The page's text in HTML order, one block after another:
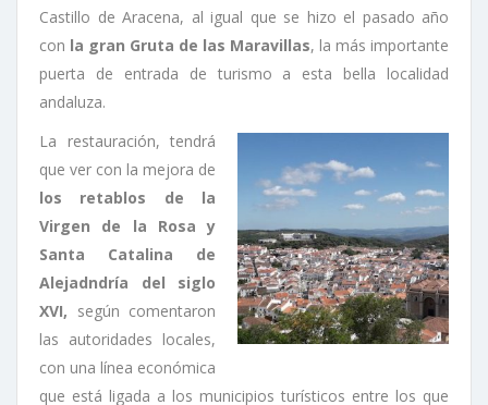
Castillo de Aracena, al igual que se hizo el pasado año
con la gran Gruta de las Maravillas, la más importante
puerta de entrada de turismo a esta bella localidad
andaluza.
La restauración, tendrá
que ver con la mejora de
los retablos de la
Virgen de la Rosa y
Santa Catalina de
Alejadndría del siglo
XVI, según comentaron
las autoridades locales,
con una línea económica
que está ligada a los municipios turísticos entre los que